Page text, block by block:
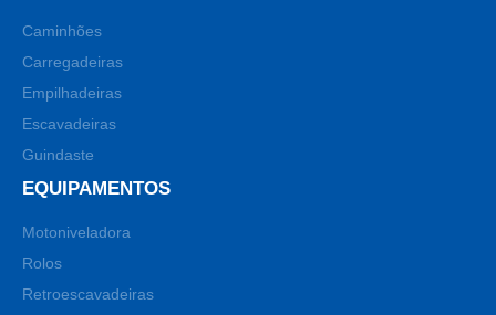
Caminhões
Carregadeiras
Empilhadeiras
Escavadeiras
Guindaste
EQUIPAMENTOS
Motoniveladora
Rolos
Retroescavadeiras